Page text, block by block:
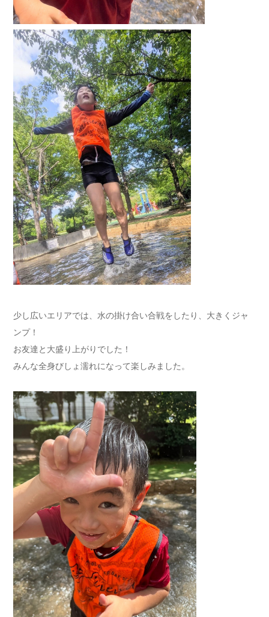
少し広いエリアでは、水の掛け合い合戦をしたり、大きくジャ
ンプ！
お友達と大盛り上がりでした！
みんな全身びしょ濡れになって楽しみました。